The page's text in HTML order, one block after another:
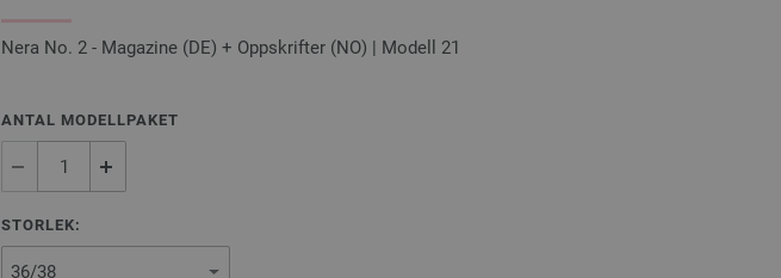
Nera No. 2 - Magazine (DE) + Oppskrifter (NO) | Modell 21
ANTAL MODELLPAKET
STORLEK: